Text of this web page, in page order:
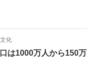
化
は1000万人から150万